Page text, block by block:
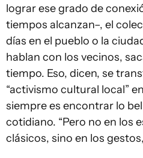
lograr ese grado de
tiempos alcanzan–, el
días en el pueblo o la
hablan con los vecinos,
tiempo. Eso, dicen, se
“activismo cultural local”
siempre es encontrar lo
cotidiano. “Pero no en los
clásicos, sino en los